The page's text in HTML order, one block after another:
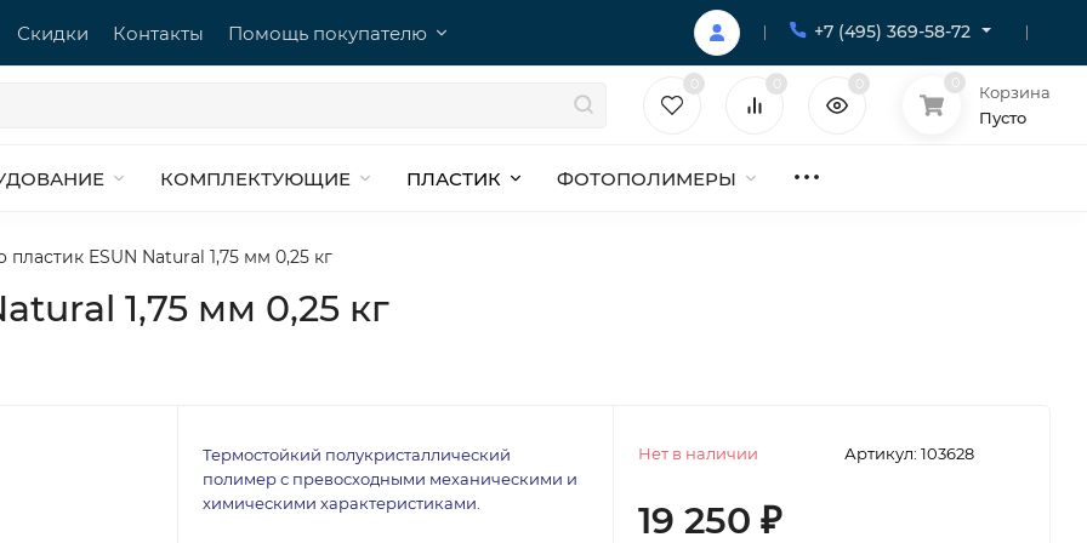
Скидки Контакты Помощь покупателю +7 (495) 369-58-72
Корзина
Пусто
КОМПЛЕКТУЮЩИЕ ПЛАСТИК ФОТОПОЛИМЕРЫ
пластик ESUN Natural 1,75 мм 0,25 кг
1,75 мм 0,25 кг
Термостойкий полукристаллический
полимер с превосходными механическими и
химическими характеристиками.
Артикул: 103628
Нет в наличии
19 250₽